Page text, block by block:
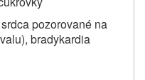
pozorované na
bradykardia